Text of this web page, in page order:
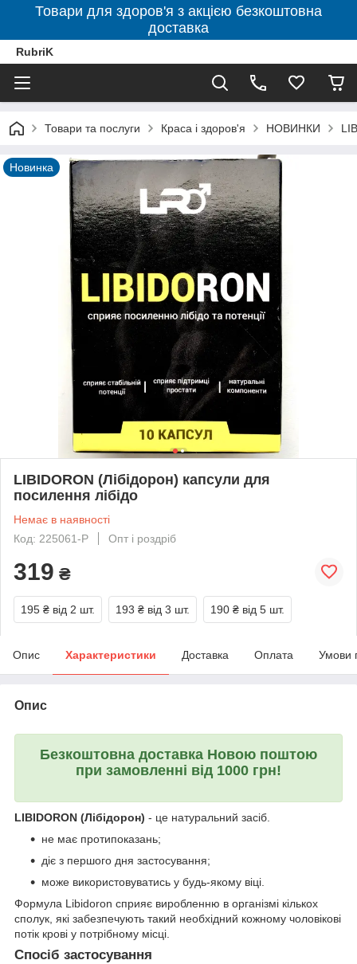
Товари для здоров'я з акцією безкоштовна
доставка
RubriK
Товари та послуги Краса і здоров'я НОВИНКИ
Новинка
LIBIDORON (Лібідорон) капсули для
посилення лібідо
Немає в наявності
Код: 225061-P
Опт і роздріб
319 ₴
195 ₴ від 2 шт. 193 ₴ від 3 шт. 190 ₴ від 5 шт.
Опис Характеристики Доставка Оплата Умови
Опис
Безкоштовна доставка Новою поштою
при замовленні від 1000 грн!
LIBIDORON (Лібідорон) - це натуральний засіб.
не має протипоказань;
діє з першого дня застосування;
може використовуватись у будь-якому віці.
Формула Libidoron сприяє виробленню в організмі кількох
сполук, які забезпечують такий необхідний кожному чоловікові
потік крові у потрібному місці.
Спосіб застосування